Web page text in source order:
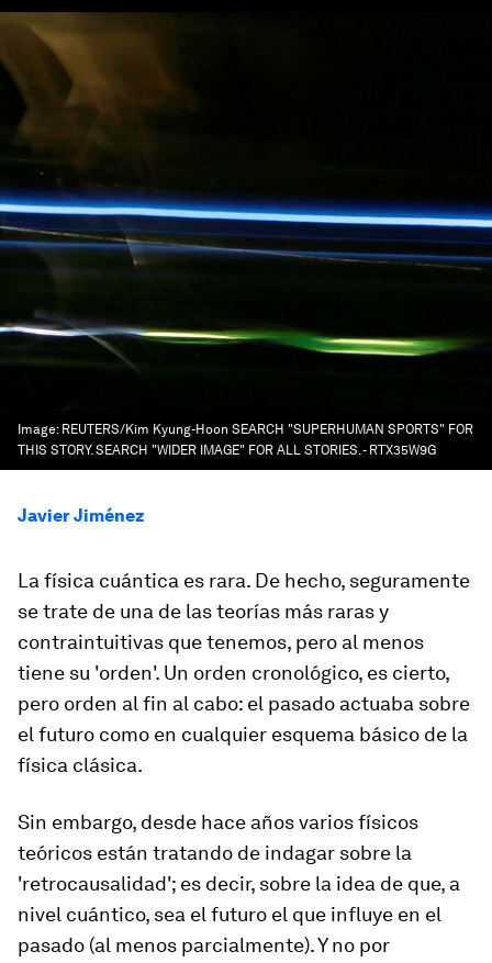
Image: REUTERS/Kim Kyung-Hoon SEARCH "SUPERHUMAN SPORTS" FOR
THIS STORY. SEARCH "WIDER IMAGE" FOR ALL STORIES. - RTX35W9G
Javier Jiménez
La física cuántica es rara. De hecho, seguramente
se trate de una de las teorías más raras y
contraintuitivas que tenemos, pero al menos
tiene su 'orden'. Un orden cronológico, es cierto,
pero orden al fin al cabo: el pasado actuaba sobre
el futuro como en cualquier esquema básico de la
física clásica.
Sin embargo, desde hace años varios físicos
teóricos están tratando de indagar sobre la
'retrocausalidad'; es decir, sobre la idea de que, a
nivel cuántico, sea el futuro el que influye en el
pasado (al menos parcialmente). Y no por